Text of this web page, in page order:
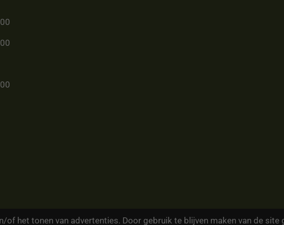
het tonen van advertenties. Door gebruik te blijven maken van de site